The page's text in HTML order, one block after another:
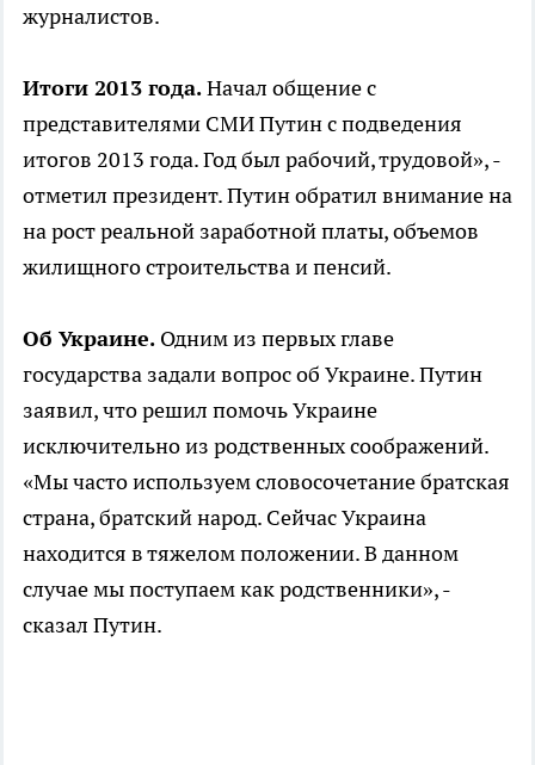
журналистов.
Итоги 2013 года.Начал общение с
представителями СМИ Путин с подведения
итогов 2013 года. Год был рабочий, трудовой», -
отметил президент. Путин обратил внимание на
на рост реальной заработной платы, объемов
жилищного строительства и пенсий.
Об Украине. Одним из первых главе
государства задали вопрос об Украине. Путин
заявил, что решил помочь Украине
исключительно из родственных соображений.
«Мы часто используем словосочетание братская
страна, братский народ. Сейчас Украина
находится в тяжелом положении. В данном
случае мы поступаем как родственники», -
сказал Путин.